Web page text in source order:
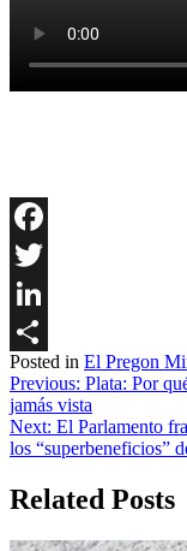
Facebook
Twitter
LinkedIn
Share
Posted in El Pregon
Navegación
de
entradas
Previous: Plata: Por
jamás vista
Next: El Parlamento
los “superbeneficios”
Related Posts